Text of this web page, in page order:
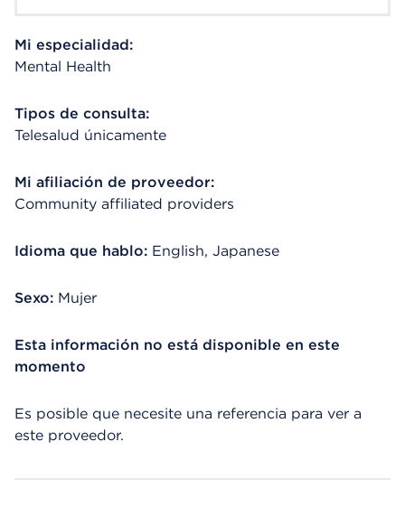
Mi especialidad:
Mental Health
Tipos de consulta:
Telesalud únicamente
Mi afiliación de proveedor:
Community affiliated providers
Idioma que hablo: English, Japanese
Sexo: Mujer
Esta información no está disponible en este
momento
Es posible que necesite una referencia para ver a
este proveedor.